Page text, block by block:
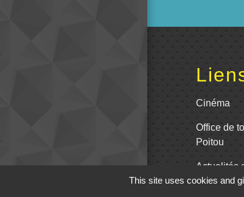
Cinéma
Office de
Poitou
Actualités
This site uses cookies and